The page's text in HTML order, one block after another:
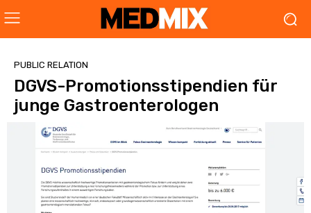
PUBLIC RELATION
DGVS-Promotionsstipendien für
junge Gastroenterologen